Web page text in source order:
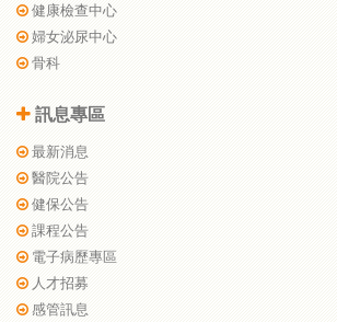
健康檢查中心
婦女泌尿中心
骨科
訊息專區
最新消息
醫院公告
健保公告
課程公告
電子病歷專區
人才招募
感管訊息